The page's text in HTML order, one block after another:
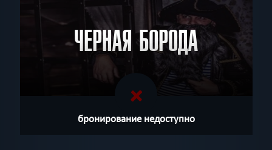
ЧЕРНАЯ БОРОДА
бронирование недоступно